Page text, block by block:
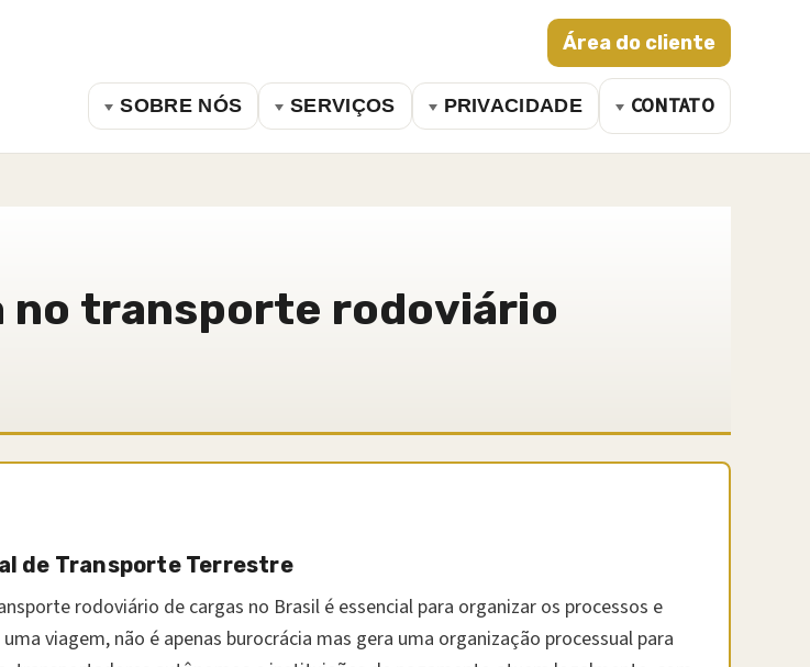
Área do cliente
SOBRE NÓS SERVIÇOS PRIVACIDADE CONTATO
transporte rodoviário
de Transporte Terrestre
rodoviário de cargas no Brasil é essencial para organizar os processos e
viagem, não é apenas burocrácia mas gera uma organização processual para